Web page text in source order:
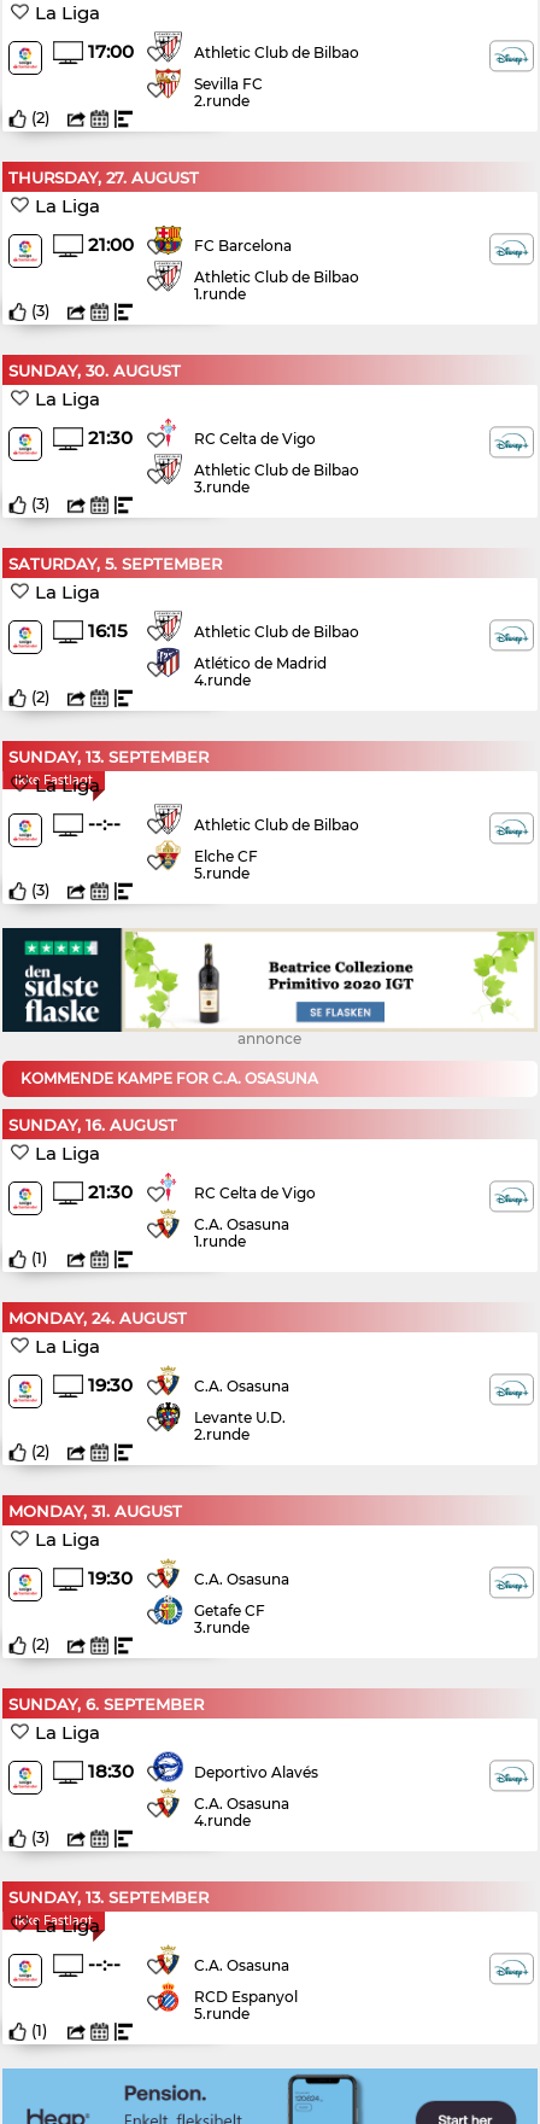
La Liga
17:00
Athletic Club de Bilbao
Sevilla FC
2.runde
(2)
THURSDAY, 27. AUGUST
La Liga
21:00
FC Barcelona
Athletic Club de Bilbao
1.runde
(3)
SUNDAY, 30. AUGUST
La Liga
21:30
RC Celta de Vigo
Athletic Club de Bilbao
3.runde
(3)
SATURDAY, 5. SEPTEMBER
La Liga
16:15
Athletic Club de Bilbao
Atlético de Madrid
4.runde
(2)
SUNDAY, 13. SEPTEMBER
Ikke Fastlagt
La Liga
--:--
Athletic Club de Bilbao
Elche CF
5.runde
(3)
annonce
KOMMENDE KAMPE FOR C.A. OSASUNA
SUNDAY, 16. AUGUST
La Liga
21:30
RC Celta de Vigo
C.A. Osasuna
1.runde
(1)
MONDAY, 24. AUGUST
La Liga
19:30
C.A. Osasuna
Levante U.D.
2.runde
(2)
MONDAY, 31. AUGUST
La Liga
19:30
C.A. Osasuna
Getafe CF
3.runde
(2)
SUNDAY, 6. SEPTEMBER
La Liga
18:30
Deportivo Alavés
C.A. Osasuna
4.runde
(3)
SUNDAY, 13. SEPTEMBER
Ikke Fastlagt
La Liga
--:--
C.A. Osasuna
RCD Espanyol
5.runde
(1)